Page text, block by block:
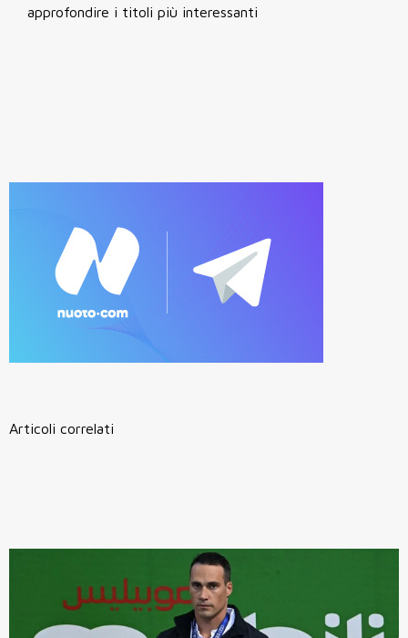
approfondire i titoli più interessanti
Articoli correlati